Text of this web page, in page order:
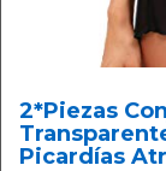
2*Piezas
Picardías